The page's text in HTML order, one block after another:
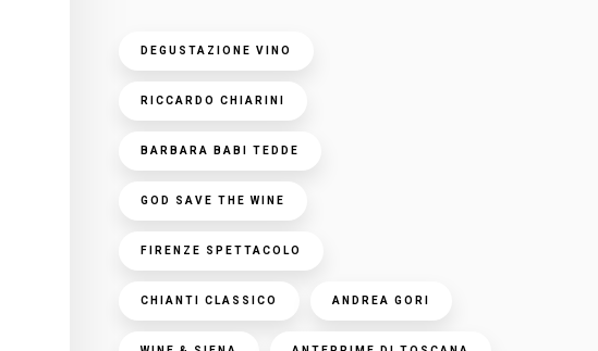
DEGUSTAZIONE VINO
RICCARDO CHIARINI
BARBARA BABI TEDDE
GOD SAVE THE WINE
FIRENZE SPETTACOLO
CHIANTI CLASSICO ANDREA GORI